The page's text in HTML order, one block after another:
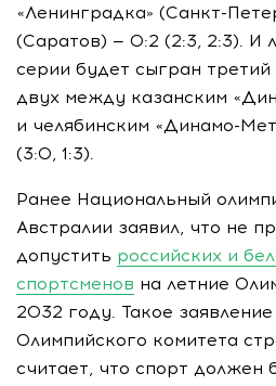
«Ленинградка» (Санкт-
(Саратов) — 0:2 (2:3, 2:3). И
серии будет сыгран
двух между казанским
и челябинским «Динамо-
(3:0, 1:3).
Ранее Национальный
Австралии заявил, что не
допустить российских и
спортсменов на летние
2032 году. Такое
Олимпийского комитета
считает, что спорт должен